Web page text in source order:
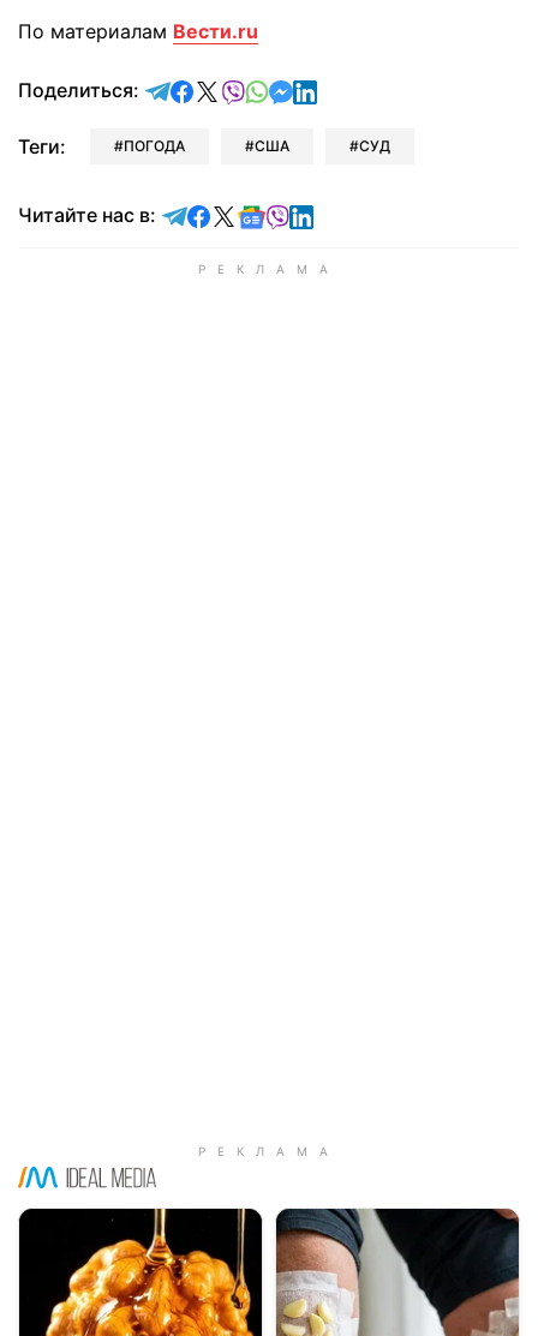
По материалам Вести.ru
Поделиться: отправить в Telegram
поделиться в Facebook
поделиться в X
отправить в Viber
отправить в Whatsapp
отправить в Messenger
отправить в LinkedIn
Теги: ПОГОДА США СУД
Читайте нас в: Читайте в Telegram
Читайте в Facebook
Читайте в X
Читайте в Google news
Читайте в Viber
Читайте в LinkedIn